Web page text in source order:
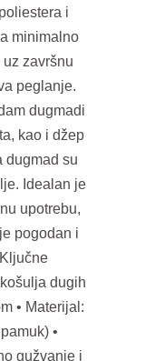
i
minimalno
završnu
peglanje.
dugmadi
kao i džep
dugmad su
Idealan je
upotrebu,
pogodan i
dugih
• Materijal:
•
gužvanje i